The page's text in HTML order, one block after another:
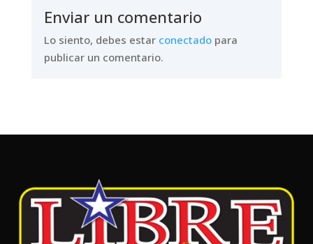
Enviar un comentario
Lo siento, debes estar conectadopara
publicar un comentario.